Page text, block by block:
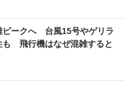
ピークへ 台風15号やゲリラ
も 飛行機はなぜ混雑すると